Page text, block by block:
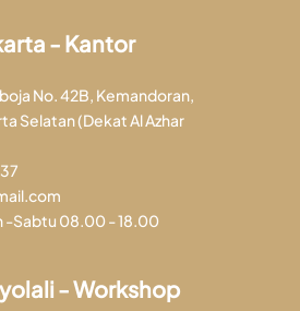
- Kantor
No. 42B, Kemandoran,
Selatan (Dekat Al Azhar
-Sabtu 08.00 - 18.00
- Workshop